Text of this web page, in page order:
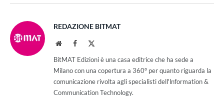
REDAZIONE BITMAT
WebsiteFacebook
BitMAT Edizioni è una casa editrice che ha sede a
Milano con una copertura a 360° per quanto riguarda la
comunicazione rivolta agli specialisti dell'lnformation &
Communication Technology.